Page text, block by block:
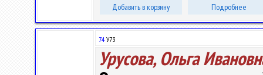
Добавить в корзину Подробнее
74 У73
Урусова, Ольга